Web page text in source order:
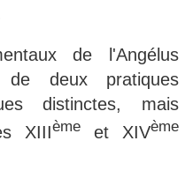
de l'Angélus
de deux pratiques
distinctes, mais
XIIIème et XIVème